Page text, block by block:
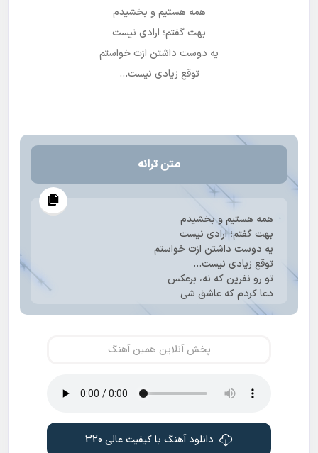
همه هستیم و بخشیدم
بهت گفتم؛ ارادی نیست
یه دوست داشتن ازت خواستم
توقع زیادی نیست…
متن ترانه
همه هستیم و بخشیدم
بهت گفتم؛ ارادی نیست
یه دوست داشتن ازت خواستم
توقع زیادی نیست...
تو رو نفرین که نه، برعکس
دعا کردم که عاشق شی
شاید بیاد یه روزی که
به یاد "سنگ" میندازه
تو‌ رو باید شنید عمرم
مث کتاب... شیرینی
مث دریا... تماشایی
پخش آنلاین همین آهنگ
دانلود آهنگ با کیفیت عالی 320